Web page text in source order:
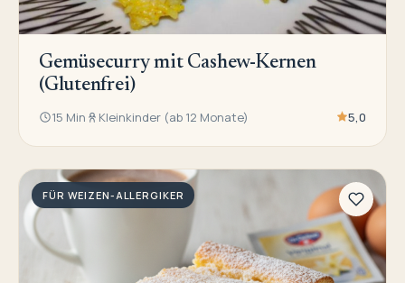
Gemüsecurry mit Cashew-Kernen
(Glutenfrei)
15 Min Kleinkinder (ab 12 Monate) 5,0
FÜR WEIZEN-ALLERGIKER